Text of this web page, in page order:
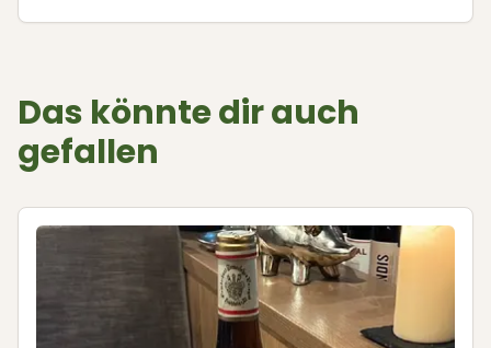
Das könnte dir auch
gefallen